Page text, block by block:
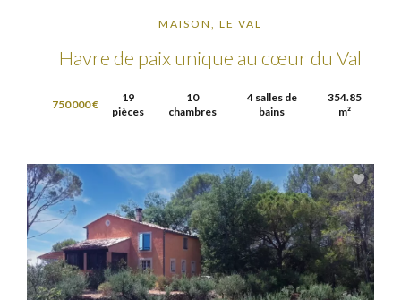
MAISON, LE VAL
Havre de paix unique au cœur du Val
750 000 €
19
pièces
10
chambres
4 salles de
bains
354.85
m²